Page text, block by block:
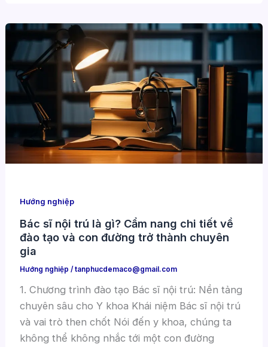
Hướng nghiệp
Bác sĩ nội trú là gì? Cẩm nang chi tiết về
đào tạo và con đường trở thành chuyên
gia
Hướng nghiệp /tanphucdemaco@gmail.com
1. Chương trình đào tạo Bác sĩ nội trú: Nền tảng
chuyên sâu cho Y khoa Khái niệm Bác sĩ nội trú
và vai trò then chốt Nói đến y khoa, chúng ta
không thể không nhắc tới một con đường